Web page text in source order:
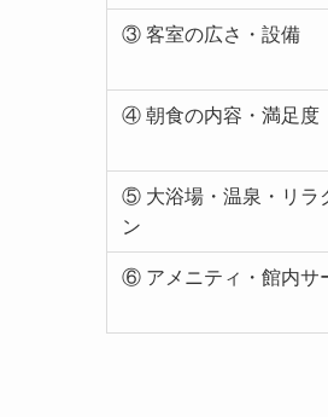
③ 客室の広さ・設備
④ 朝食の内容・満足度
⑤ 大浴場・温泉・リラ
ン
⑥ アメニティ・館内サ